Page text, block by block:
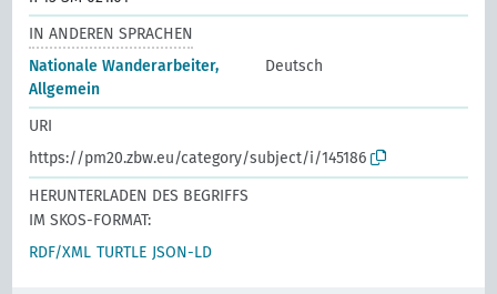
IN ANDEREN SPRACHEN
Nationale Wanderarbeiter,
Allgemein
Deutsch
URI
https://pm20.zbw.eu/category/subject/i/145186
HERUNTERLADEN DES BEGRIFFS
IM SKOS-FORMAT:
RDF/XML TURTLE JSON-LD